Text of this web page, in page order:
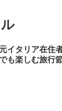
元イタリア在住
も楽しむ旅行